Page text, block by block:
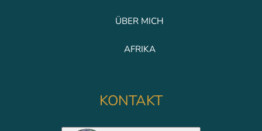
ÜBER MICH
AFRIKA
KONTAKT